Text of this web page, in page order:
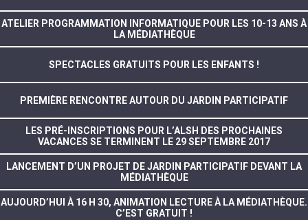
ATELIER PROGRAMMATION INFORMATIQUE POUR LES 10-13 ANS À
LA MÉDIATHÈQUE
SPECTACLES GRATUITS POUR LES ENFANTS !
PREMIÈRE RENCONTRE AUTOUR DU JARDIN PARTICIPATIF
LES PRÉ-INSCRIPTIONS POUR L’ALSH DES PROCHAINES
VACANCES SE TERMINENT LE 29 SEPTEMBRE 2017
LANCEMENT D’UN PROJET DE JARDIN PARTICIPATIF DEVANT LA
MÉDIATHÈQUE
AUJOURD’HUI À 16 H 30, ANIMATION LECTURE À LA MÉDIATHÈQUE.
C’EST GRATUIT !